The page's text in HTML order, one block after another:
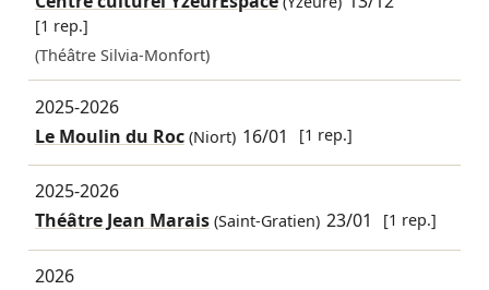
[1 rep.]
(Théâtre Silvia-Monfort)
2025-2026
Le Moulin du Roc(Niort) 16/01 [1 rep.]
2025-2026
Théâtre Jean Marais(Saint-Gratien) 23/01 [1 rep.]
2026